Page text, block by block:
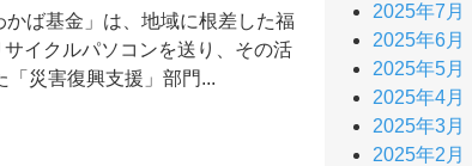
ば基金」は、地域に根差した福
イクルパソコンを送り、その活
「災害復興支援」部門...
2025年7月
2025年6月
2025年5月
2025年4月
2025年3月
2025年2月